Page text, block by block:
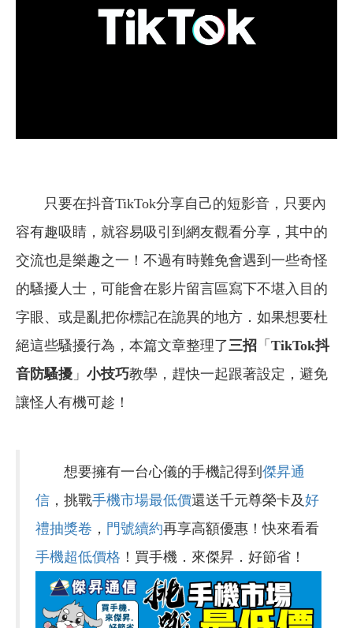
只要在抖音TikTok分享自己的短影音，只要內
容有趣吸睛，就容易吸引到網友觀看分享，其中的
交流也是樂趣之一！不過有時難免會遇到一些奇怪
的騷擾人士，可能會在影片留言區寫下不堪入目的
字眼、或是亂把你標記在詭異的地方．如果想要杜
絕這些騷擾行為，本篇文章整理了三招 「 TikTok抖
音防騷擾 」 小技巧教學，趕快一起跟著設定，避免
讓怪人有機可趁！
想要擁有一台心儀的手機記得到 傑昇通
信 ，挑戰手機市場最低價還送千元尊榮卡及好
禮抽獎卷 ， 門號續約再享高額優惠！快來看看
手機超低價格 ！買手機．來傑昇．好節省！